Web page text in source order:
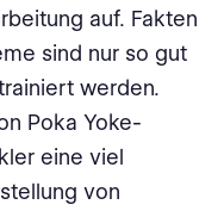
auf. Fakten
sind nur so gut
werden.
Poka Yoke-
eine viel
von